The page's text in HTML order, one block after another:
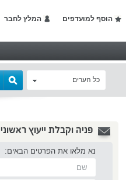
המלץ לחבר הוסף למועדפים
כל הערים
פניה וקבלת ייעוץ ראשוני
נא מלאו את הפרטים הבאים: